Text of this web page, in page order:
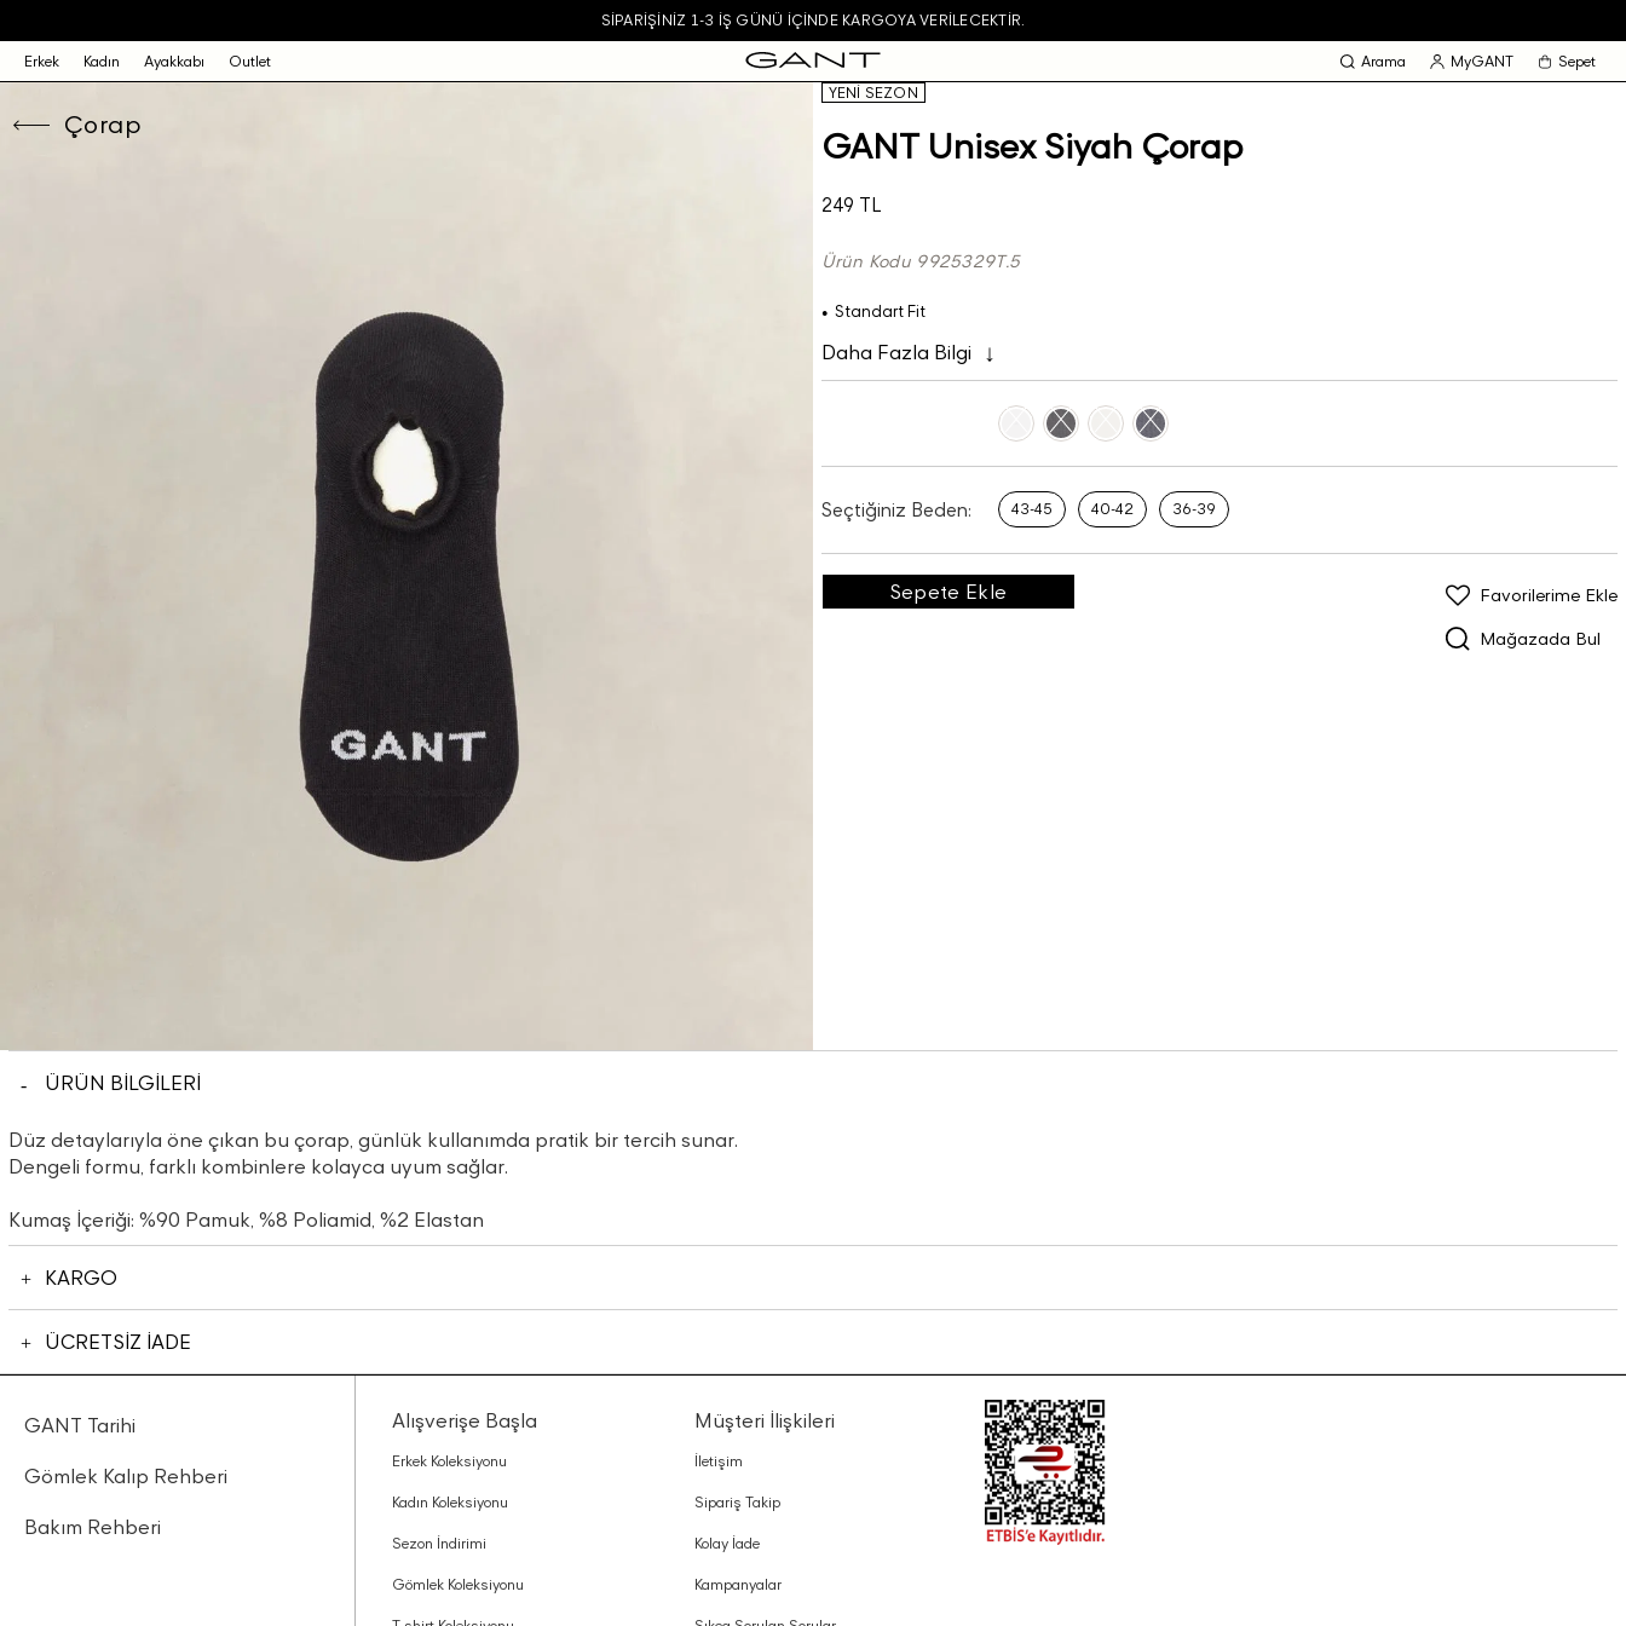
SIPARIŞINIZ 1-3 IŞ GÜNÜ IÇINDE KARGOYA VERILECEKTIR.
Erkek Kadın Ayakkabı Outlet Arama MyGANT Sepet
Çorap
YENİ SEZON
GANT Unisex Siyah Çorap
249 TL
Ürün Kodu 9925329T.5
Standart Fit
Daha Fazla Bilgi
Seçtiğiniz Beden: 43-45 40-42 36-39
Sepete Ekle
Mağazada Bul
Favorilerime Ekle
ÜRÜN BİLGİLERİ
Düz detaylarıyla öne çıkan bu çorap, günlük kullanımda pratik bir tercih sunar.
Dengeli formu, farklı kombinlere kolayca uyum sağlar.
Kumaş İçeriği: %90 Pamuk, %8 Poliamid, %2 Elastan
KARGO
ÜCRETSİZ İADE
GANT Tarihi
Gömlek Kalıp Rehberi
Bakım Rehberi
Alışverişe Başla
Erkek Koleksiyonu
Kadın Koleksiyonu
Sezon İndirimi
Gömlek Koleksiyonu
Müşteri İlişkileri
İletişim
Sipariş Takip
Kolay İade
Kampanyalar